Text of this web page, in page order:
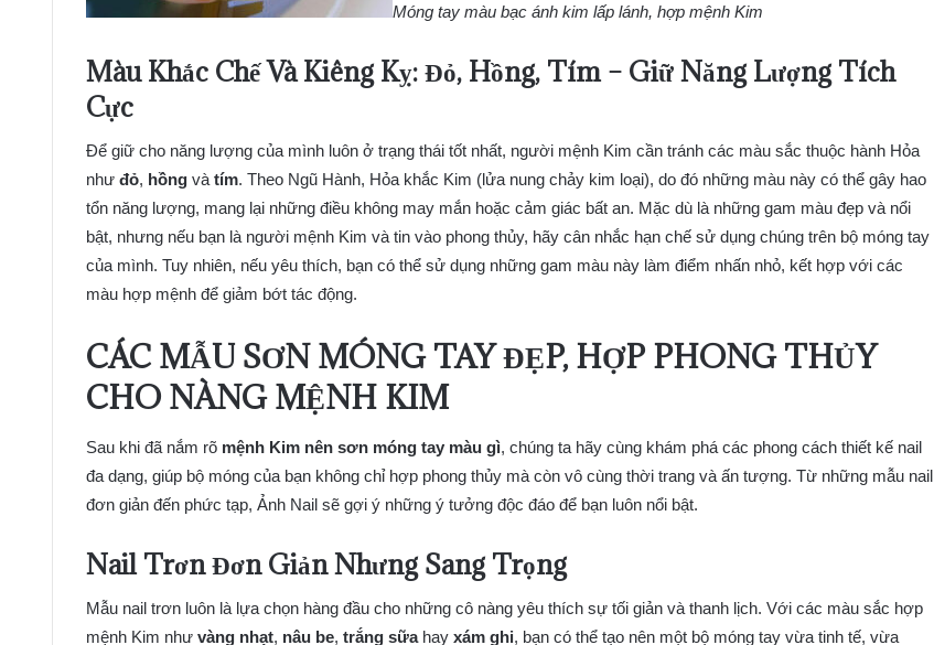
Móng tay màu bạc ánh kim lấp lánh, hợp mệnh Kim
Màu Khắc Chế Và Kiêng Kỵ: Đỏ, Hồng, Tím – Giữ Năng Lượng Tích
Cực
Để giữ cho năng lượng của mình luôn ở trạng thái tốt nhất, người mệnh Kim cần tránh các màu sắc thuộc hành Hỏa
như đỏ, hồng và tím. Theo Ngũ Hành, Hỏa khắc Kim (lửa nung chảy kim loại), do đó những màu này có thể gây hao
tổn năng lượng, mang lại những điều không may mắn hoặc cảm giác bất an. Mặc dù là những gam màu đẹp và nổi
bật, nhưng nếu bạn là người mệnh Kim và tin vào phong thủy, hãy cân nhắc hạn chế sử dụng chúng trên bộ móng tay
của mình. Tuy nhiên, nếu yêu thích, bạn có thể sử dụng những gam màu này làm điểm nhấn nhỏ, kết hợp với các
màu hợp mệnh để giảm bớt tác động.
CÁC MẪU SƠN MÓNG TAY ĐẸP, HỢP PHONG THỦY
CHO NÀNG MỆNH KIM
Sau khi đã nắm rõ mệnh Kim nên sơn móng tay màu gì, chúng ta hãy cùng khám phá các phong cách thiết kế nail
đa dạng, giúp bộ móng của bạn không chỉ hợp phong thủy mà còn vô cùng thời trang và ấn tượng. Từ những mẫu nail
đơn giản đến phức tạp, Ảnh Nail sẽ gợi ý những ý tưởng độc đáo để bạn luôn nổi bật.
Nail Trơn Đơn Giản Nhưng Sang Trọng
Mẫu nail trơn luôn là lựa chọn hàng đầu cho những cô nàng yêu thích sự tối giản và thanh lịch. Với các màu sắc hợp
mệnh Kim như vàng nhạt, nâu be, trắng sữahay xám ghi, bạn có thể tạo nên một bộ móng tay vừa tinh tế, vừa